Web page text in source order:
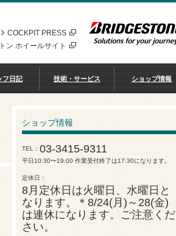
COCKPIT PRESS
ン ホイールサイト
フ日記 技術・サービス ショップ情報
ショップ情報
TEL 03-3415-9311
平日10:30〜19:00 作業受付終了は17:30になります。
定休日
8月定休日は火曜日、水曜日と
なります。＊8/24(月)～28(金)
は連休になります。ご注意くだ
さい。